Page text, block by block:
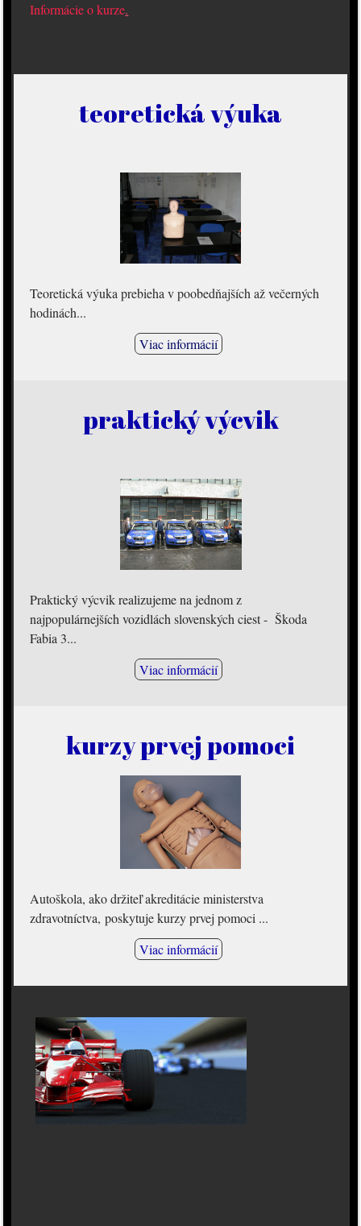
Informácie o kurze.
teoretická výuka
Teoretická výuka prebieha v poobedňajších až večerných
hodinách...
Viac informácií
praktický výcvik
Praktický výcvik realizujeme na jednom z
najpopulárnejších vozidlách slovenských ciest - Škoda
Fabia 3...
Viac informácií
kurzy prvej pomoci
Autoškola, ako držiteľ akreditácie ministerstva
zdravotníctva, poskytuje kurzy prvej pomoci ...
Viac informácií